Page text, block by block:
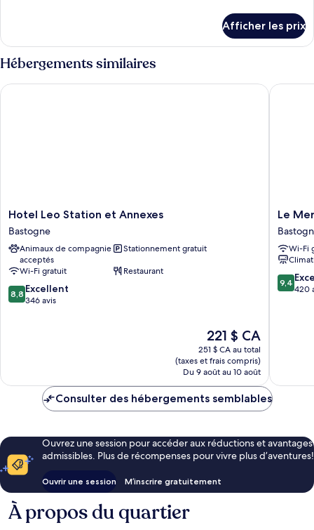
chambre :
Standard
Double
Room
Standard
Double
Room
Afficher les prix
Hébergements similaires
Hotel
Leo
Station
et
Annexes
Bastogne
Hotel Leo Station et Annexes
Bastogne
Animaux de compagnie
acceptés
Stationnement gratuit
Wi-Fi gratuit
Restaurant
8.8
sur
8,8 Excellent
346 avis
Le
prix
est
de
221 $ CA
221 $ CA
251 $ CA au total
(taxes et frais compris)
Du 9 août au 10 août
Hotel Leo Station et Annexes
Le
Motel
Le
Wi-Fi
9.4
sur
9,4
420
Le
Consulter des hébergements semblables
Ouvrez une session pour accéder aux réductions et avantages
admissibles. Plus de récompenses pour vivre plus d’aventures!
Ouvrir une session M’inscrire gratuitement
À propos du quartier